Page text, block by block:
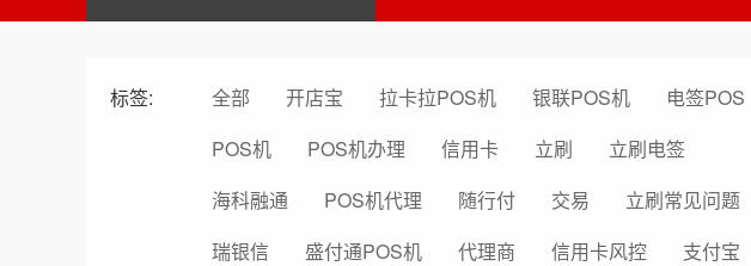
标签: 全部 开店宝 拉卡拉POS机 银联POS机 电签POS
POS机
POS机办理 信用卡 立刷 立刷电签
海科融通
POS机代理 随行付 交易 立刷常见问题
瑞银信
盛付通POS机 代理商 信用卡风控 支付宝